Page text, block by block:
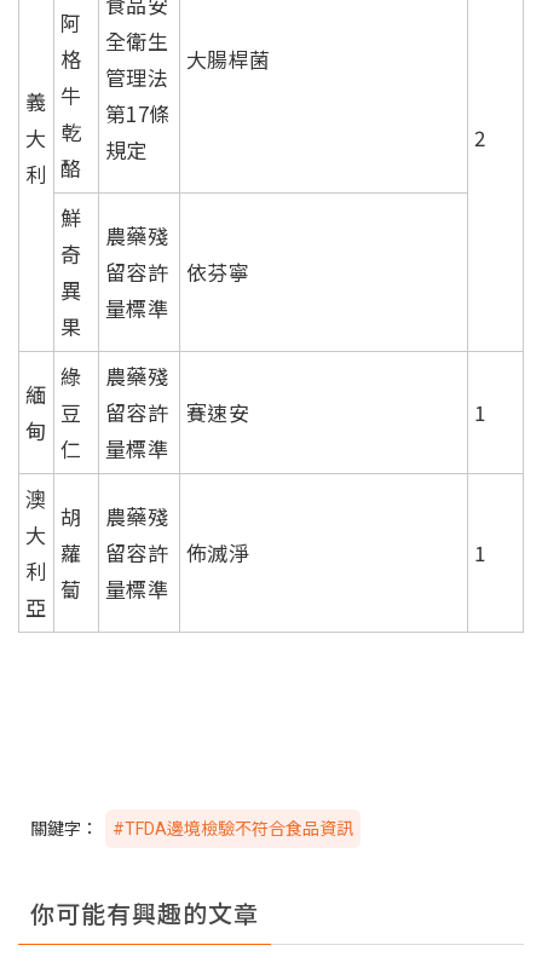
義
大
利
阿
格
牛
乾
酪
全衛生
管理法
第17條
規定
大腸桿菌
2
鮮
奇
異
果
農藥殘
留容許
量標準
依芬寧
緬
甸
綠
豆
仁
農藥殘
留容許
量標準
賽速安 1
澳
大
利
亞
胡
蘿
蔔
農藥殘
留容許
量標準
佈滅淨 1
關鍵字： #TFDA邊境檢驗不符合食品資訊
你可能有興趣的文章